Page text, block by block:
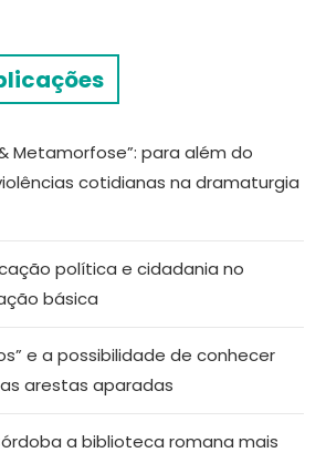
Metamorfose”: para além do
cotidianas na dramaturgia
política e cidadania no
básica
e a possibilidade de conhecer
arestas aparadas
a biblioteca romana mais